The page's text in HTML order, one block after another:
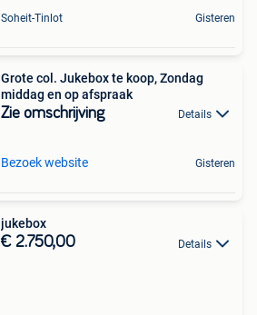
Soheit-Tinlot Gisteren
Grote col. Jukebox te koop, Zondag
middag en op afspraak
Zie omschrijving Details
Bezoek website Gisteren
jukebox
€ 2.750,00 Details